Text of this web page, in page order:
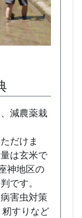
減農薬栽
だけま
は玄米で
神地区の
です。
害虫対策
すりなど